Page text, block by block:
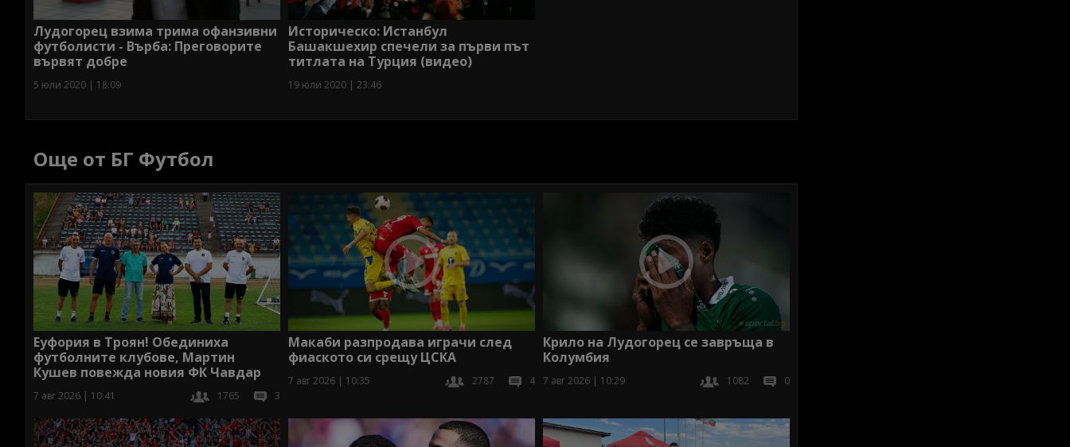
Лудогорец взима трима офанзивни
футболисти - Върба: Преговорите
вървят добре
5 юли 2020 | 18:09
Историческо: Истанбул
Башакшехир спечели за първи път
титлата на Турция (видео)
19 юли 2020 | 23:46
Още от БГ Футбол
Еуфория в Троян! Обединиха
футболните клубове, Мартин
Кушев повежда новия ФК Чавдар
7 авг 2026 | 10:41 1765 3
Макаби разпродава играчи след
фиаското си срещу ЦСКА
7 авг 2026 | 10:35 2787 4
Крило на Лудогорец се завръща в
Колумбия
7 авг 2026 | 10:29 1082 0